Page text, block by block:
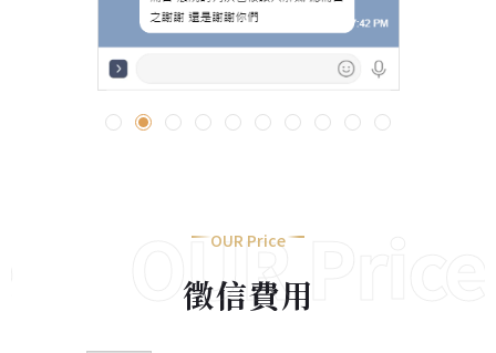
OUR Price
OUR Price
徵信費用